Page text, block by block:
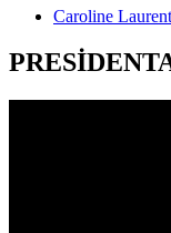
Caroline Laurent